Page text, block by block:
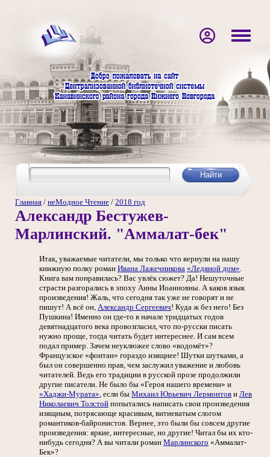
Главная / неМодное Чтение / 2018 год
Александр Бестужев-
Марлинский. "Аммалат-бек"
Итак, уважаемые читатели, мы только что вернули на нашу
книжную полку роман Ивана Лажечникова «Ледяной дом».
Книга вам понравилась? Вас увлёк сюжет? Да! Нешуточные
страсти разгорались в эпоху Анны Иоанновны. А каков язык
произведения! Жаль, что сегодня так уже не говорят и не
пишут! А всё он, Александр Сергеевич! Куда ж без него! Без
Пушкина! Именно он где-то в начале тридцатых годов
девятнадцатого века провозгласил, что по-русски писать
нужно проще, тогда читать будет интереснее. И сам всем
подал пример. Зачем неуклюжее слово «водомёт»?
Французское «фонтан» гораздо изящнее! Шутки шутками, а
был он совершенно прав, чем заслужил уважение и любовь
читателей. Ведь его традиции в русской прозе продолжили
другие писатели. Не было бы «Героя нашего времени» и
«Хаджи-Мурата», если бы Михаил Юрьевич Лермонтов и Лев
Николаевич Толстой попытались написать свои произведения
изящным, потрясающе красивым, витиеватым слогом
романтиков-байронистов. Вернее, это были бы совсем другие
произведения: яркие, интересные, но другие! Читал бы их кто-
нибудь сегодня? А вы читали роман Марлинского «Аммалат-
Бек»?